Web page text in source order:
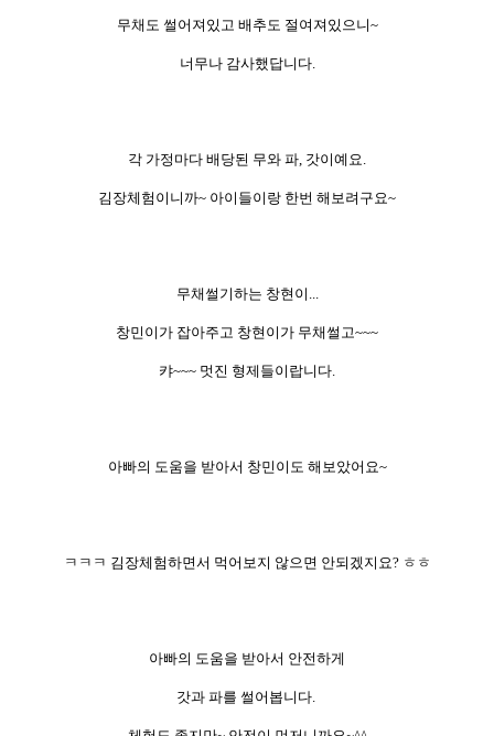
무채도 썰어져있고 배추도 절여져있으니~
너무나 감사했답니다.
각 가정마다 배당된 무와 파, 갓이예요.
김장체험이니까~ 아이들이랑 한번 해보려구요~
무채썰기하는 창현이...
창민이가 잡아주고 창현이가 무채썰고~~~
캬~~~ 멋진 형제들이랍니다.
아빠의 도움을 받아서 창민이도 해보았어요~
ㅋㅋㅋ 김장체험하면서 먹어보지 않으면 안되겠지요? ㅎㅎ
아빠의 도움을 받아서 안전하게
갓과 파를 썰어봅니다.